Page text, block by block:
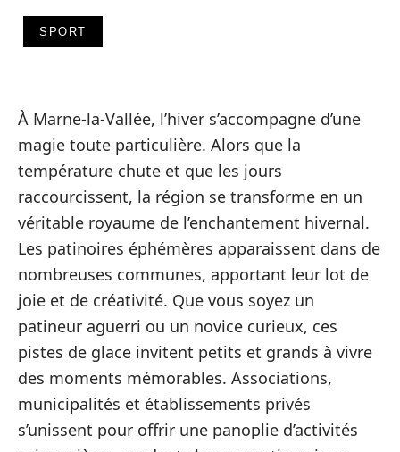
SPORT
À Marne-la-Vallée, l’hiver s’accompagne d’une
magie toute particulière. Alors que la
température chute et que les jours
raccourcissent, la région se transforme en un
véritable royaume de l’enchantement hivernal.
Les patinoires éphémères apparaissent dans de
nombreuses communes, apportant leur lot de
joie et de créativité. Que vous soyez un
patineur aguerri ou un novice curieux, ces
pistes de glace invitent petits et grands à vivre
des moments mémorables. Associations,
municipalités et établissements privés
s’unissent pour offrir une panoplie d’activités